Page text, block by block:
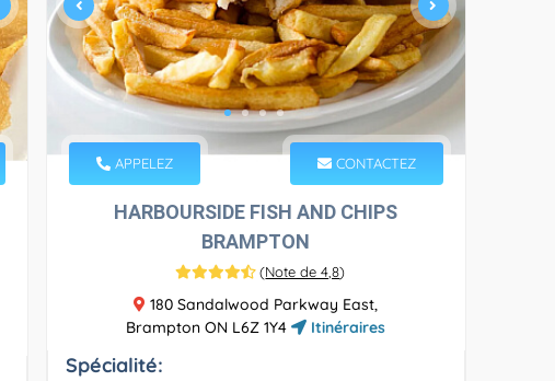
APPELEZ CONTACTEZ
HARBOURSIDE FISH AND CHIPS
BRAMPTON
(Note de 4,8)
180 Sandalwood Parkway East,
Brampton ON L6Z 1Y4
Itinéraires
Spécialité: